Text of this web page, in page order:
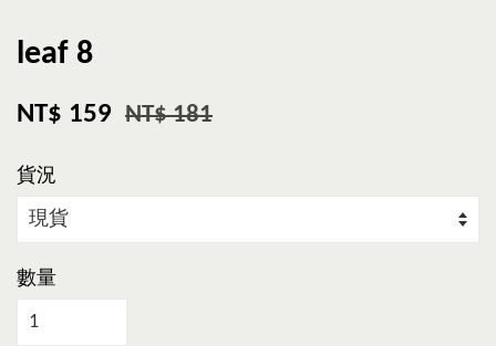
leaf 8
NT$ 159 NT$ 181
貨況
數量